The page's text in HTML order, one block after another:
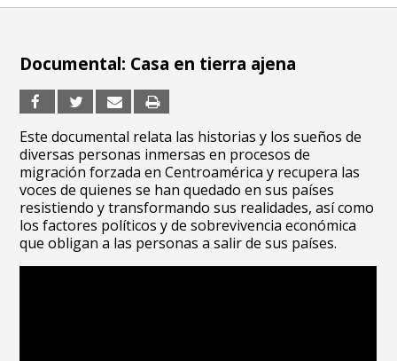
Documental: Casa en tierra ajena
Este documental relata las historias y los sueños de
diversas personas inmersas en procesos de
migración forzada en Centroamérica y recupera las
voces de quienes se han quedado en sus países
resistiendo y transformando sus realidades, así como
los factores políticos y de sobrevivencia económica
que obligan a las personas a salir de sus países.